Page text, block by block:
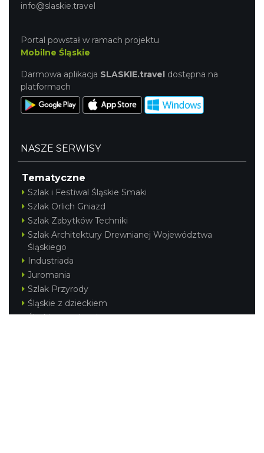
info@slaskie.travel
Portal powstał w ramach projektu
Mobilne Śląskie
Darmowa aplikacja SLASKIE.travel dostępna na
platformach
NASZE SERWISY
Tematyczne
Szlak i Festiwal Śląskie Smaki
Szlak Orlich Gniazd
Szlak Zabytków Techniki
Szlak Architektury Drewnianej Województwa
Śląskiego
Industriada
Juromania
Szlak Przyrody
Śląskie z dzieckiem
Śląskie po zdrowie